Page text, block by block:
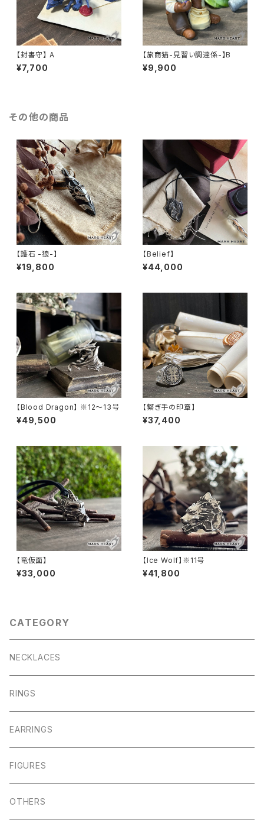
【封書守】 A
¥7,700
【旅商猫-見習い調達係-】B
¥9,900
その他の商品
【護石 -狼-】
¥19,800
【Belief】
¥44,000
【Blood Dragon】 ※12〜13号
¥49,500
【繋ぎ手の印章】
¥37,400
【竜仮面】
¥33,000
【Ice Wolf】※11号
¥41,800
CATEGORY
NECKLACES
RINGS
EARRINGS
FIGURES
OTHERS